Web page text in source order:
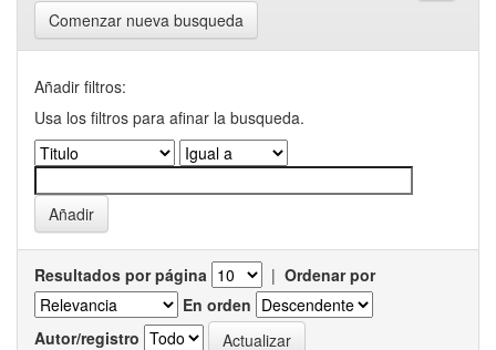
Comenzar nueva busqueda
Añadir filtros:
Usa los filtros para afinar la busqueda.
Resultados por página | Ordenar por
En orden
Autor/registro